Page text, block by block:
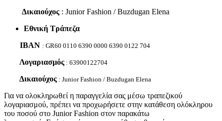
Δικαιούχος : Junior Fashion / Buzdugan Elena
Εθνική Τράπεζα
IBAN : GR60 0110 6390 0000 6390 0122 704
Λογαριασμός : 63900122704
Δικαιούχος : Junior Fashion / Buzdugan Elena
Για να ολοκληρωθεί η παραγγελία σας μέσω τραπεζικού
λογαριασμού, πρέπει να προχωρήσετε στην κατάθεση ολόκληρου
του ποσού στο Junior Fashion στον παρακάτω